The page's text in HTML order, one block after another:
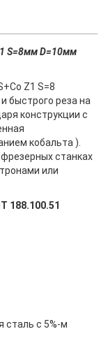
S=8мм D=10мм
Z1 S=8
быстрого реза на
конструкции с
кобальта ).
станках
или
188.100.51
сталь с 5%-м